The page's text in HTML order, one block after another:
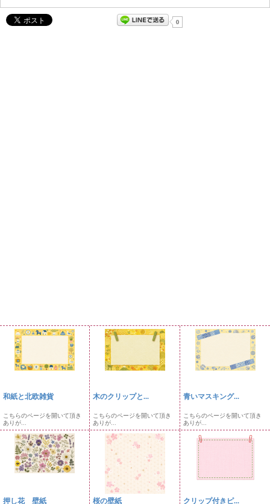
0
和紙と北欧雑貨
こちらのページを開いて頂き
ありが...
木のクリップと...
こちらのページを開いて頂き
ありが...
青いマスキング...
こちらのページを開いて頂き
ありが...
押し花 壁紙 桜の壁紙 クリップ付きピ...